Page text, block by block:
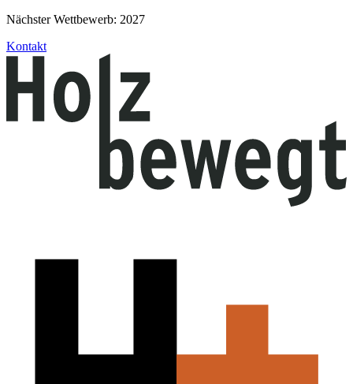
Nächster Wettbewerb: 2027
Kontakt